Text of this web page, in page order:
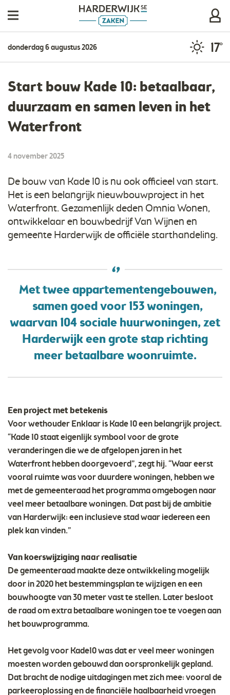
donderdag 6 augustus 2026 17°
Start bouw Kade 10: betaalbaar,
duurzaam en samen leven in het
Waterfront
4 november 2025
De bouw van Kade 10 is nu ook officieel van start.
Het is een belangrijk nieuwbouwproject in het
Waterfront. Gezamenlijk deden Omnia Wonen,
ontwikkelaar en bouwbedrijf Van Wijnen en
gemeente Harderwijk de officiële starthandeling.
Met twee appartementengebouwen,
samen goed voor 153 woningen,
waarvan 104 sociale huurwoningen, zet
Harderwijk een grote stap richting
meer betaalbare woonruimte.
Een project met betekenis
Voor wethouder Enklaar is Kade 10 een belangrijk project.
“Kade 10 staat eigenlijk symbool voor de grote
veranderingen die we de afgelopen jaren in het
Waterfront hebben doorgevoerd”, zegt hij. “Waar eerst
vooral ruimte was voor duurdere woningen, hebben we
met de gemeenteraad het programma omgebogen naar
veel meer betaalbare woningen. Dat past bij de ambitie
van Harderwijk: een inclusieve stad waar iedereen een
plek kan vinden.”
Van koerswijziging naar realisatie
De gemeenteraad maakte deze ontwikkeling mogelijk
door in 2020 het bestemmingsplan te wijzigen en een
bouwhoogte van 30 meter vast te stellen. Later besloot
de raad om extra betaalbare woningen toe te voegen aan
het bouwprogramma.
Het gevolg voor Kade10 was dat er veel meer woningen
moesten worden gebouwd dan oorspronkelijk gepland.
Dat bracht de nodige uitdagingen met zich mee: vooral de
parkeeroplossing en de financiële haalbaarheid vroegen